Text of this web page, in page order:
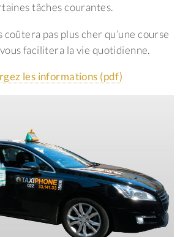
tâches courantes.
coûtera pas plus cher qu’une course
facilitera la vie quotidienne.
les informations (pdf)